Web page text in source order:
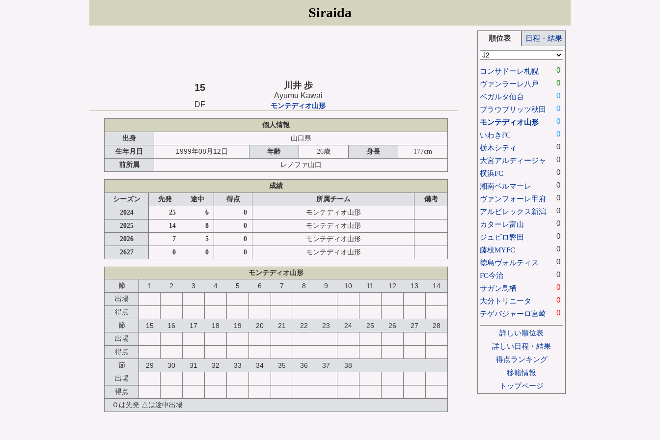
Siraida
15 川井 歩
Ayumu Kawai
DF
モンテディオ山形
個人情報
出身
山口県
生年月日
1999年08月12日 年齢 26歳 身長
177cm
前所属
レノファ山口
成績
シーズン
先発 途中 得点 所属チーム
備考
2024
25 6 0
モンテディオ山形
2025
14 8 0
モンテディオ山形
2026
7 5 0
モンテディオ山形
2627
0 0 0 モンテディオ山形
モンテディオ山形
節
1 2 3 4 5 6 7 8 9 10 11 12 13 14
出場
得点
節
15 16 17 18 19 20 21 22 23 24 25 26 27 28
出場
得点
節
29 30 31 32 33 34 35 36 37 38
出場
得点
Ｏは先発 △は途中出場
順位表 日程・結果
コンサドーレ札幌
0
ヴァンラーレ八戸
0
ベガルタ仙台
0
ブラウブリッツ秋田
0
モンテディオ山形
0
いわきFC
0
栃木シティ
0
大宮アルディージャ
0
横浜FC
0
湘南ベルマーレ
0
ヴァンフォーレ甲府
0
アルビレックス新潟
0
カターレ富山
0
ジュビロ磐田
0
藤枝MYFC
0
徳島ヴォルティス
0
FC今治
0
サガン鳥栖
0
大分トリニータ
0
テゲバジャーロ宮崎
0
詳しい順位表
詳しい日程・結果
得点ランキング
移籍情報
トップページ